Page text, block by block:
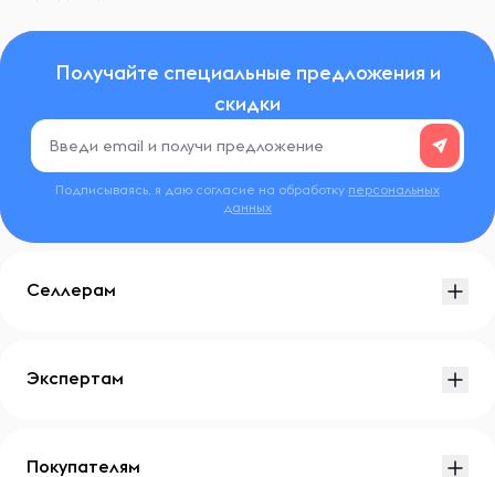
Получайте специальные предложения и
скидки
Подписываясь, я даю согласие на обработку персональных
данных
Селлерам
Экспертам
Покупателям